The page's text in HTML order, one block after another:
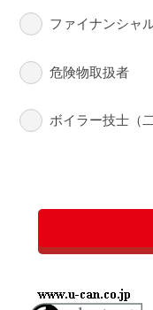
ファイナンシャ
危険物取扱者
ボイラー技士（二